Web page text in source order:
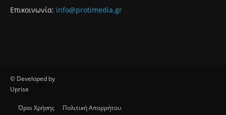
Επικοινωνία: info@protimedia.gr
© Developed by
Uprise
Όροι Χρήσης
Πολιτική Απορρήτου